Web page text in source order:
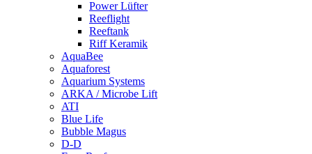
Power Lüfter
Reeflight
Reeftank
Riff Keramik
AquaBee
Aquaforest
Aquarium Systems
ARKA / Microbe Lift
ATI
Blue Life
Bubble Magus
D-D